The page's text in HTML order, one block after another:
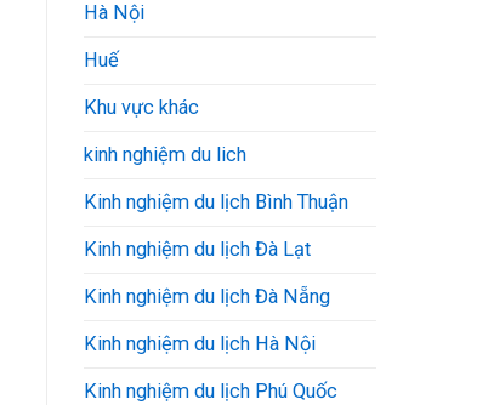
Hà Nội
Huế
Khu vực khác
kinh nghiệm du lich
Kinh nghiệm du lịch Bình Thuận
Kinh nghiệm du lịch Đà Lạt
Kinh nghiệm du lịch Đà Nẵng
Kinh nghiệm du lịch Hà Nội
Kinh nghiệm du lịch Phú Quốc